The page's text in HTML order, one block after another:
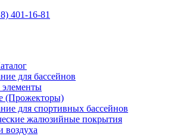
401-16-81
для бассейнов
элементы
(Прожекторы)
для спортивных бассейнов
жалюзийные покрытия
воздуха